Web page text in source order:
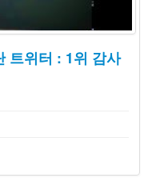
트위터 : 1위 감사